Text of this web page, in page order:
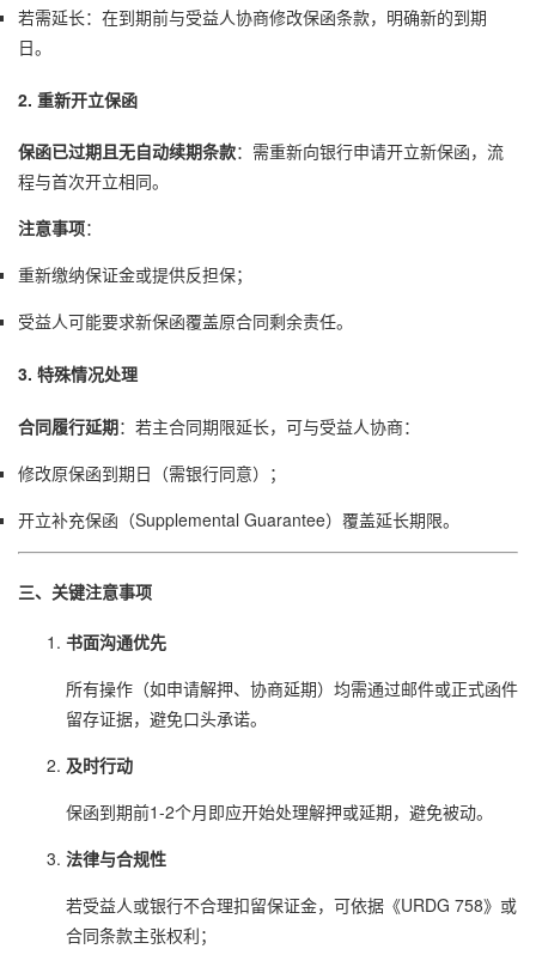
若需延长：在到期前与受益人协商修改保函条款，明确新的到期
日。
2. 重新开立保函
保函已过期且无自动续期条款：需重新向银行申请开立新保函，流
程与首次开立相同。
注意事项：
重新缴纳保证金或提供反担保；
受益人可能要求新保函覆盖原合同剩余责任。
3. 特殊情况处理
合同履行延期：若主合同期限延长，可与受益人协商：
修改原保函到期日（需银行同意）；
开立补充保函（Supplemental Guarantee）覆盖延长期限。
三、关键注意事项
书面沟通优先
所有操作（如申请解押、协商延期）均需通过邮件或正式函件
留存证据，避免口头承诺。
及时行动
保函到期前1-2个月即应开始处理解押或延期，避免被动。
法律与合规性
若受益人或银行不合理扣留保证金，可依据《URDG 758》或
合同条款主张权利；